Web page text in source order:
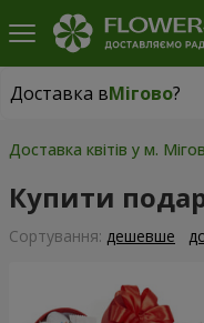
Доставка вМігово?
Доставка вМігово|
Доставка квітів у м.
Купити
Сортування: дешевше